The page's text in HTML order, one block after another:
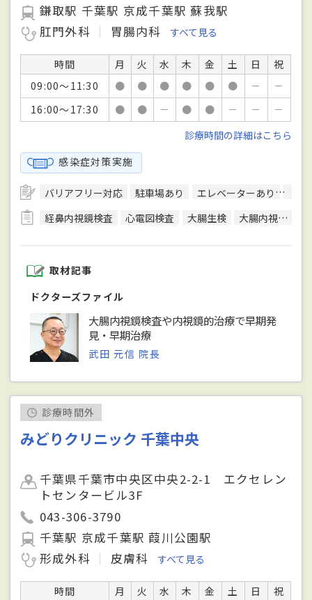
鎌取駅 千葉駅 京成千葉駅 蘇我駅
肛門外科
胃腸内科 すべて見る
時間 月 火 水 木 金 土 日
祝
09:00～11:30
● ● ● ● ● ● －
－
16:00～17:30
● ● － ● ● － －
－
診療時間の詳細はこちら
感染症対策実施
バリアフリー対応 駐車場あり エレベーターあり
経鼻内視鏡検査
心電図検査 大腸生検 大腸内視鏡検査
取材記事
ドクターズファイル
大腸内視鏡検査や内視鏡的治療で早期発
見・早期治療
武田 元信 院長
診療時間外
みどりクリニック 千葉中央
千葉県千葉市中央区中央2-2-1 エクセレン
トセンタービル3F
043-306-3790
千葉駅 京成千葉駅 葭川公園駅
形成外科
皮膚科 すべて見る
時間 月 火 水 木 金 土 日 祝